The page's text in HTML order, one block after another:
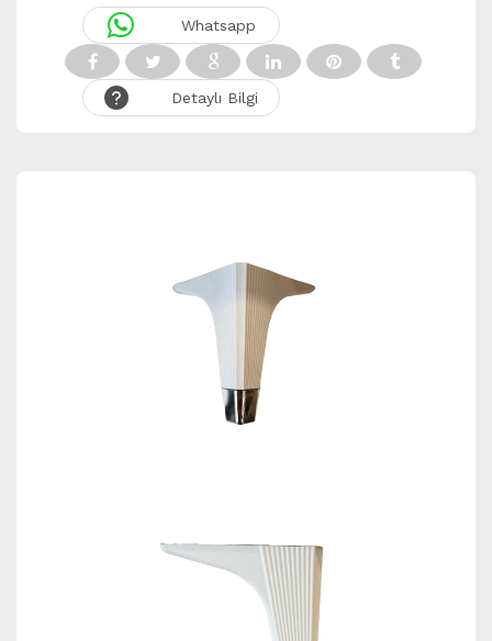
Whatsapp
Detaylı Bilgi